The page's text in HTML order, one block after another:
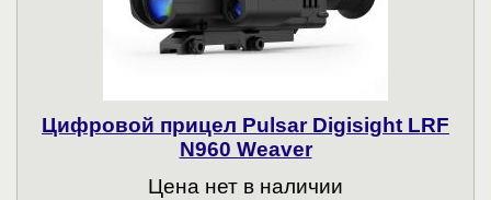
Цифровой прицел Pulsar Digisight LRF
N960 Weaver
Цена нет в наличии